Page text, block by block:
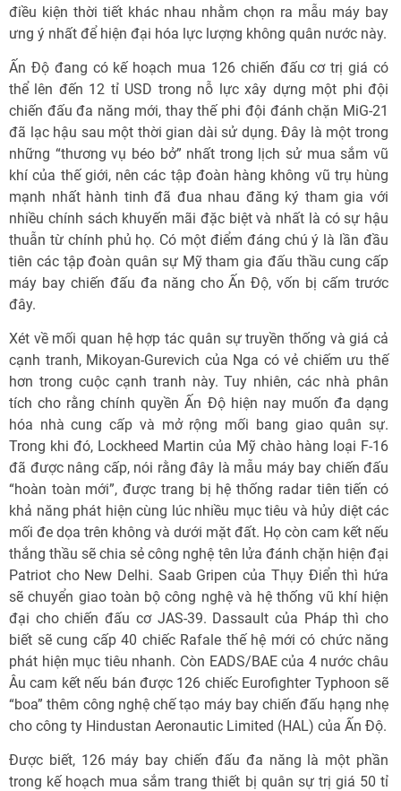
điều kiện thời tiết khác nhau nhằm chọn ra mẫu máy bay
ưng ý nhất để hiện đại hóa lực lượng không quân nước này.
Ấn Độ đang có kế hoạch mua 126 chiến đấu cơ trị giá có
thể lên đến 12 tỉ USD trong nỗ lực xây dựng một phi đội
chiến đấu đa năng mới, thay thế phi đội đánh chặn MiG-21
đã lạc hậu sau một thời gian dài sử dụng. Đây là một trong
những “thương vụ béo bở” nhất trong lịch sử mua sắm vũ
khí của thế giới, nên các tập đoàn hàng không vũ trụ hùng
mạnh nhất hành tinh đã đua nhau đăng ký tham gia với
nhiều chính sách khuyến mãi đặc biệt và nhất là có sự hậu
thuẫn từ chính phủ họ. Có một điểm đáng chú ý là lần đầu
tiên các tập đoàn quân sự Mỹ tham gia đấu thầu cung cấp
máy bay chiến đấu đa năng cho Ấn Độ, vốn bị cấm trước
đây.
Xét về mối quan hệ hợp tác quân sự truyền thống và giá cả
cạnh tranh, Mikoyan-Gurevich của Nga có vẻ chiếm ưu thế
hơn trong cuộc cạnh tranh này. Tuy nhiên, các nhà phân
tích cho rằng chính quyền Ấn Độ hiện nay muốn đa dạng
hóa nhà cung cấp và mở rộng mối bang giao quân sự.
Trong khi đó, Lockheed Martin của Mỹ chào hàng loại F-16
đã được nâng cấp, nói rằng đây là mẫu máy bay chiến đấu
“hoàn toàn mới”, được trang bị hệ thống radar tiên tiến có
khả năng phát hiện cùng lúc nhiều mục tiêu và hủy diệt các
mối đe dọa trên không và dưới mặt đất. Họ còn cam kết nếu
thắng thầu sẽ chia sẻ công nghệ tên lửa đánh chặn hiện đại
Patriot cho New Delhi. Saab Gripen của Thụy Điển thì hứa
sẽ chuyển giao toàn bộ công nghệ và hệ thống vũ khí hiện
đại cho chiến đấu cơ JAS-39. Dassault của Pháp thì cho
biết sẽ cung cấp 40 chiếc Rafale thế hệ mới có chức năng
phát hiện mục tiêu nhanh. Còn EADS/BAE của 4 nước châu
Âu cam kết nếu bán được 126 chiếc Eurofighter Typhoon sẽ
“boa” thêm công nghệ chế tạo máy bay chiến đấu hạng nhẹ
cho công ty Hindustan Aeronautic Limited (HAL) của Ấn Độ.
Được biết, 126 máy bay chiến đấu đa năng là một phần
trong kế hoạch mua sắm trang thiết bị quân sự trị giá 50 tỉ